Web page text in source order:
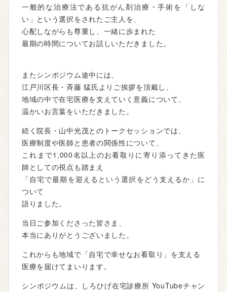
一般的な治療法である抗がん剤治療・手術を「しな
い」という選択をされたご主人を、
心配しながらも尊重し、一緒に歩まれた
最期の時間についてお話しいただきました。
またシンポジウム途中には、
江戸川区長・斉藤 猛氏よりご挨拶を頂戴し、
地域の中で在宅医療を支えていく意義について、
温かいお言葉をいただきました。
続く院長・山中光茂とのトークセッションでは、
医療制度や医師と患者の関係性について、
これまで1,000名以上のお看取りに寄り添ってきた医
師としての視点も踏まえ
「自宅で最期を迎えるという選択をどう支えるか」に
ついて
語りました。
当日ご参加くださった皆さま、
本当にありがとうございました。
これからも地域で「自宅で幸せなお看取り」を支える
医療を届けてまいります。
シンポジウムは、しろひげ在宅診療所 YouTubeチャン